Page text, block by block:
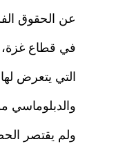
عن الحقوق
في قطاع غزة،
التي يتعرض
والدبلوماسي
ولم يقتصر